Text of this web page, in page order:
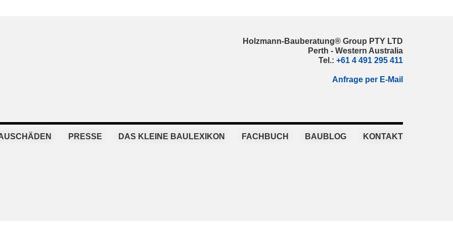
Holzmann-Bauberatung® Group PTY LTD
Perth - Western Australia
Tel.: +61 4 491 295 411
Anfrage per E-Mail
PRESSE DAS KLEINE BAULEXIKON FACHBUCH BAUBLOG KONTAKT